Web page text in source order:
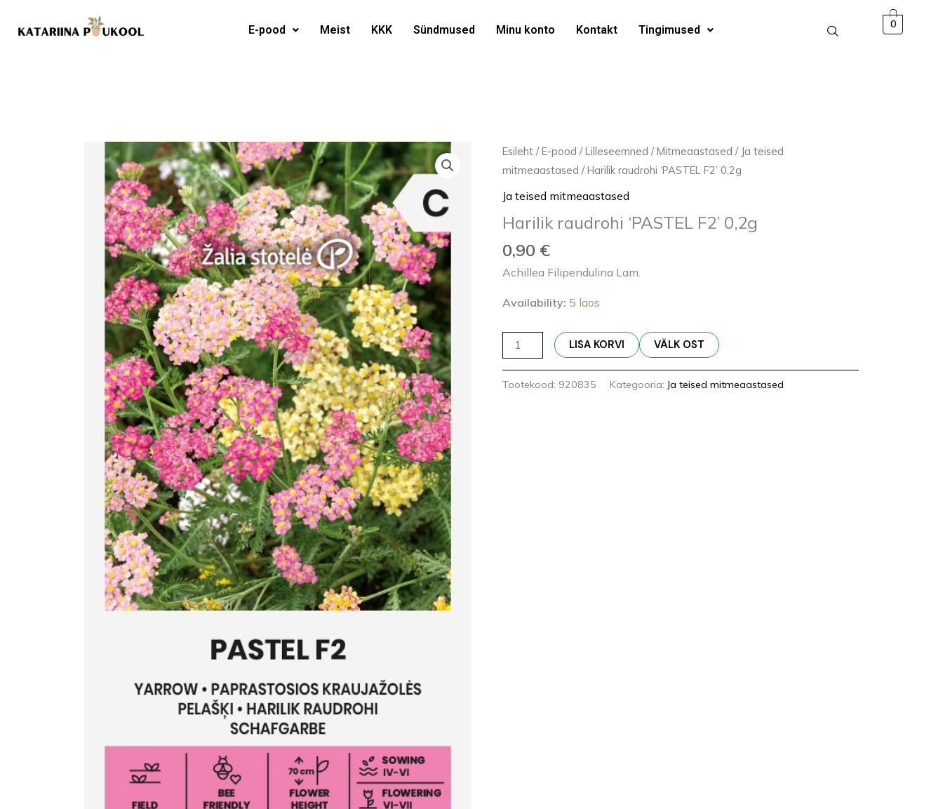
E-pood Meist KKK Sündmused Minu konto Kontakt Tingimused 0
Esileht /E-pood /Lilleseemned /Mitmeaastased / Ja teised
mitmeaastased / Harilik raudrohi ‘PASTEL F2’ 0,2g
Ja teised mitmeaastased
Harilik raudrohi ‘PASTEL F2’ 0,2g
0,90 €
Achillea Filipendulina Lam.
Availability: 5 laos
Harilik
raudrohi
'PASTEL
0,2g
kogus
LISA KORVI VÄLK OST
Tootekood: 920835 Kategooria: Ja teised mitmeaastased
0,2g